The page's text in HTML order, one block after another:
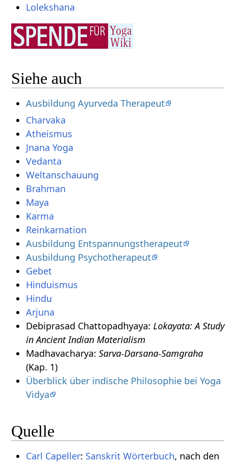
Lolekshana
Siehe auch
Ausbildung Ayurveda Therapeut
Charvaka
Atheismus
Jnana Yoga
Vedanta
Weltanschauung
Brahman
Maya
Karma
Reinkarnation
Ausbildung Entspannungstherapeut
Ausbildung Psychotherapeut
Gebet
Hinduismus
Hindu
Arjuna
Debiprasad Chattopadhyaya: Lokayata: A Study
in Ancient Indian Materialism
Madhavacharya: Sarva-Darsana-Samgraha
(Kap. 1)
Überblick über indische Philosophie bei Yoga
Vidya
Quelle
Carl Capeller: Sanskrit Wörterbuch, nach den